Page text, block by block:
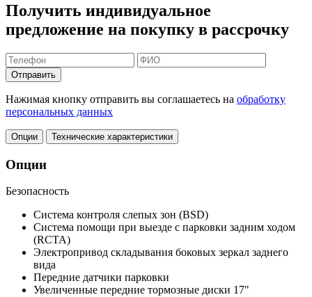
Получить индивидуальное
предложение на покупку в рассрочку
Отправить
Нажимая кнопку отправить вы соглашаетесь на обработку
персональных данных
Опции Технические характеристики
Опции
Безопасность
Система контроля слепых зон (BSD)
Система помощи при выезде с парковки задним ходом
(RCTA)
Электропривод складывания боковых зеркал заднего
вида
Передние датчики парковки
Увеличенные передние тормозные диски 17"